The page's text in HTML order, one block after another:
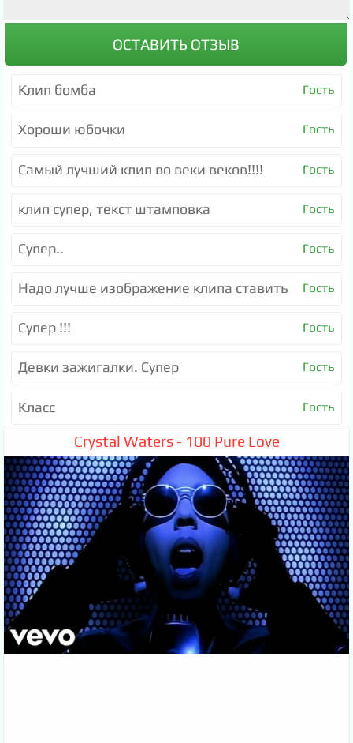
Клип бомба Гость
Хороши юбочки Гость
Самый лучший клип во веки веков!!!! Гость
клип супер, текст штамповка Гость
Супер.. Гость
Надо лучше изображение клипа ставить Гость
Супер !!! Гость
Девки зажигалки. Супер Гость
Класс Гость
Crystal Waters - 100 Pure Love